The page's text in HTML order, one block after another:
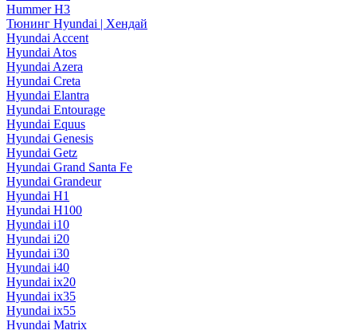
Hummer H3
Тюнинг Hyundai | Хендай
Hyundai Accent
Hyundai Atos
Hyundai Azera
Hyundai Creta
Hyundai Elantra
Hyundai Entourage
Hyundai Equus
Hyundai Genesis
Hyundai Getz
Hyundai Grand Santa Fe
Hyundai Grandeur
Hyundai H1
Hyundai H100
Hyundai i10
Hyundai i20
Hyundai i30
Hyundai i40
Hyundai ix20
Hyundai ix35
Hyundai ix55
Hyundai Matrix